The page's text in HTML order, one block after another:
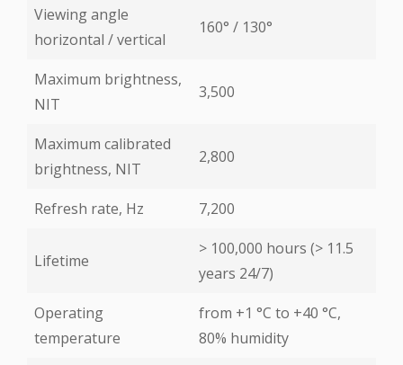
Viewing angle
horizontal / vertical
160° / 130°
Maximum brightness,
NIT
3,500
Maximum calibrated
brightness, NIT
2,800
Refresh rate, Hz 7,200
Lifetime
> 100,000 hours (> 11.5
years 24/7)
Operating
temperature
from +1 °С to +40 °С,
80% humidity